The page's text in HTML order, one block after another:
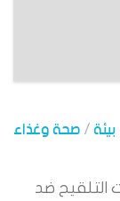
بيئة/صحة وغذاء
التلقيح ضد